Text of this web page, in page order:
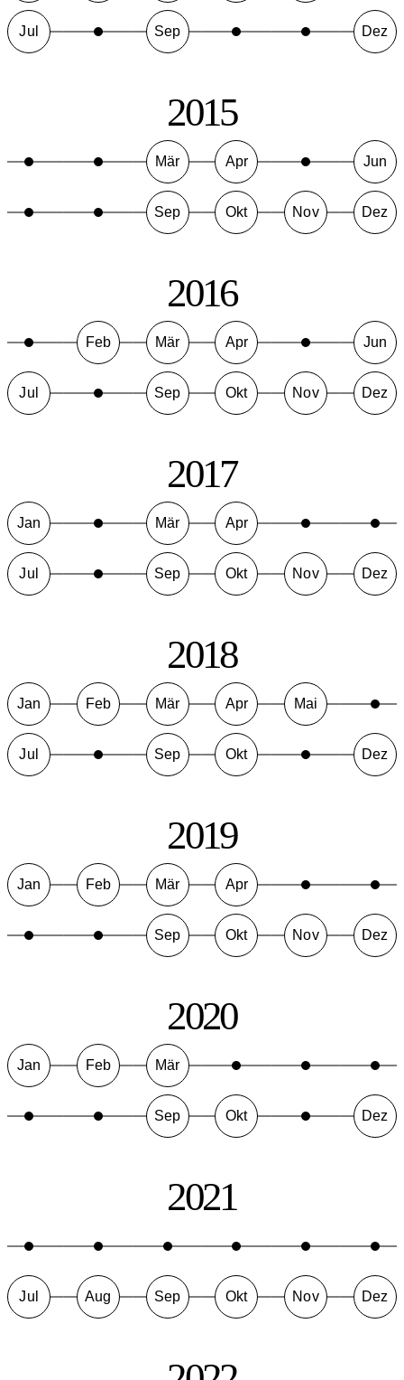
Jul Sep Dez
2015
Mär Apr Jun
Sep Okt Nov Dez
2016
Feb Mär Apr Jun
Jul Sep Okt Nov Dez
2017
Jan Mär Apr
Jul Sep Okt Nov Dez
2018
Jan Feb Mär Apr Mai
Jul Sep Okt Dez
2019
Jan Feb Mär Apr
Sep Okt Nov Dez
2020
Jan Feb Mär
Sep Okt Dez
2021
Jul Aug Sep Okt Nov Dez